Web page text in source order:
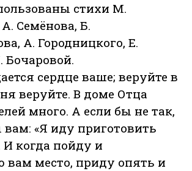
стихи М.
Семёнова, Б.
А. Городницкого, Е.
Бочаровой.
сердце ваше; веруйте в
веруйте. В доме Отца
много. А если бы не так,
вам: «Я иду приготовить
И когда пойду и
вам место, приду опять и